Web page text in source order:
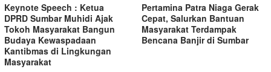
Keynote Speech : Ketua
DPRD Sumbar Muhidi Ajak
Tokoh Masyarakat Bangun
Budaya Kewaspadaan
Kantibmas di Lingkungan
Masyarakat
Pertamina Patra Niaga Gerak
Cepat, Salurkan Bantuan
Masyarakat Terdampak
Bencana Banjir di Sumbar